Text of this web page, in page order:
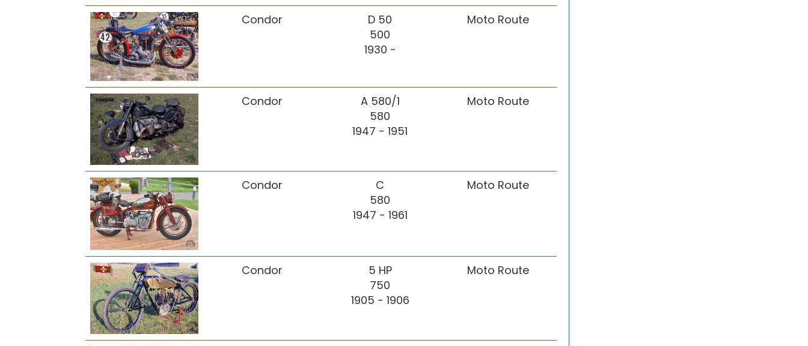
Condor
D 50
500
1930 -
Moto Route
Condor
A 580/1
580
1947 - 1951
Moto Route
Condor
C
580
1947 - 1961
Moto Route
Condor
5 HP
750
1905 - 1906
Moto Route